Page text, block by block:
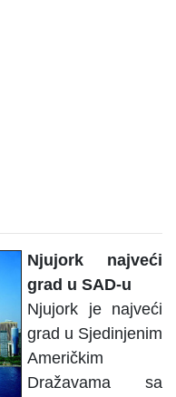
Njujork najveći
grad u SAD-u
Njujork je najveći
grad u Sjedinjenim
Američkim
Dražavama sa